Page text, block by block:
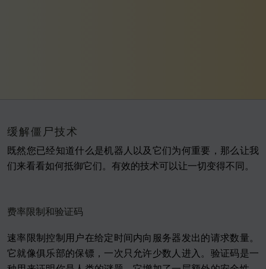
缓解僵尸技术
既然您已经知道什么是机器人以及它们为何重要，那么让我
们来看看如何抵御它们。有效的技术可以让一切变得不同。
费率限制和验证码
速率限制控制用户在给定时间内向服务器发出的请求数量。
它就像俱乐部的保镖，一次只允许少数人进入。验证码是一